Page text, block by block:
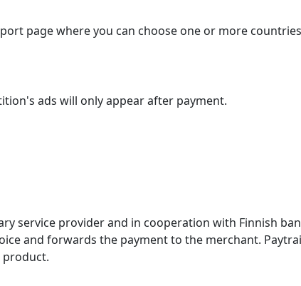
page where you can choose one or more
ads will only appear after payment.
service provider and in cooperation with Finnish
and forwards the payment to the merchant.
product.